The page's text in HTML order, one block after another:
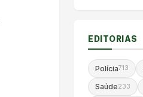
EDITORIAS
Polícia713
Saúde233